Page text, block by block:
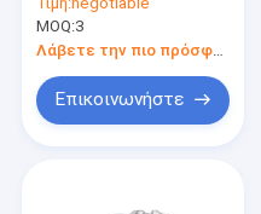
ολισθαινόντων
ρυθμιστών» κυβικά
βραχιόλια Zirconia
MOQ:3
Λάβετε την πιο πρόσφατη τιμή
Επικοινωνήστε